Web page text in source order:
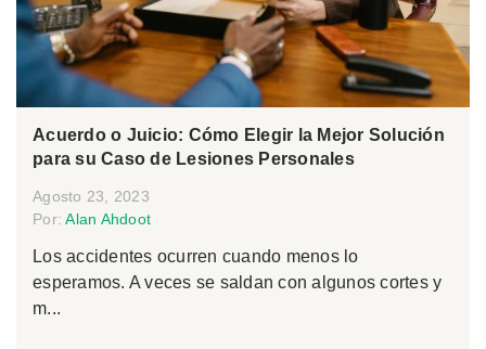
Acuerdo o Juicio: Cómo Elegir la Mejor Solución
para su Caso de Lesiones Personales
Agosto 23, 2023
Por:Alan Ahdoot
Los accidentes ocurren cuando menos lo
esperamos. A veces se saldan con algunos cortes y
m...